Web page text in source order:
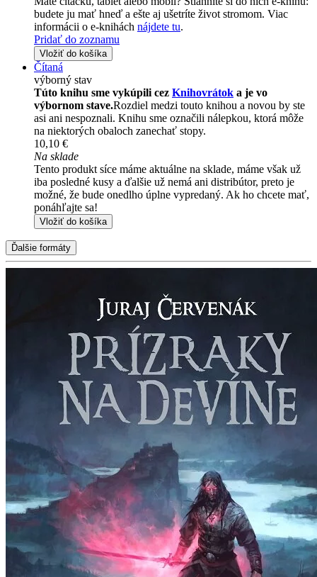
budete ju mať hneď a ešte aj ušetríte život stromom. Viac
informácii o e-knihách nájdete tu.
Pridať do zoznamu
Vložiť do košíka
Čítaná
výborný stav
Túto knihu sme vykúpili cez Knihovrátok a je vo
výbornom stave.Rozdiel medzi touto knihou a novou by ste
asi ani nespoznali. Knihu sme označili nálepkou, ktorá môže
na niektorých obaloch zanechať stopy.
10,10 €
Na sklade
Tento produkt síce máme aktuálne na sklade, máme však už
iba posledné kusy a ďalšie už nemá ani distribútor, preto je
možné, že bude onedlho úplne vypredaný. Ak ho chcete mať,
ponáhľajte sa!
Vložiť do košíka
Ďalšie formáty